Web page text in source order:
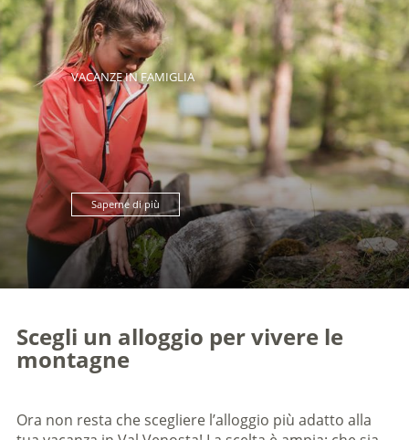
VACANZE IN FAMIGLIA
Saperne di più
Scegli un alloggio per vivere le
montagne
Ora non resta che scegliere l’alloggio più adatto alla